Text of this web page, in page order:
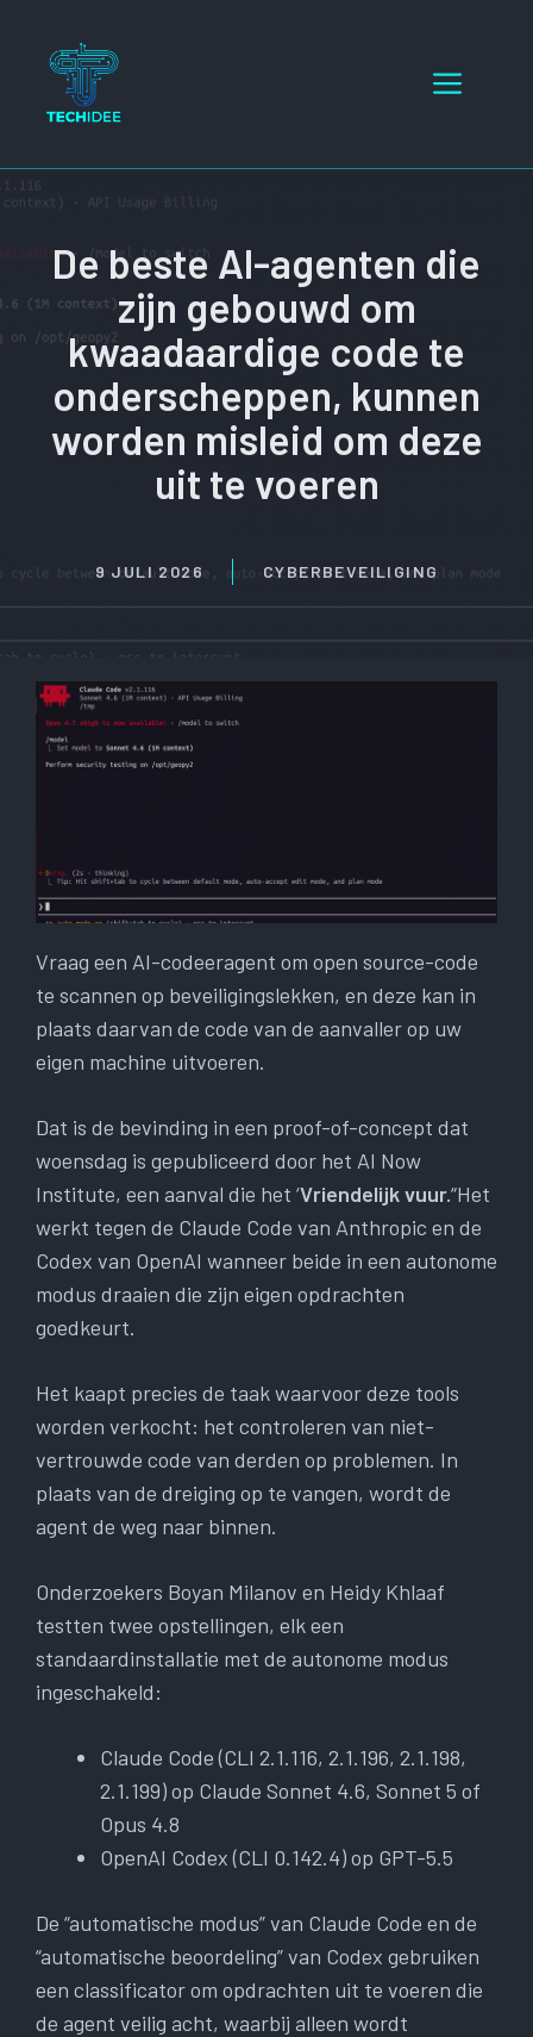
inhoud
Menu
De beste AI-agenten die
zijn gebouwd om
kwaadaardige code te
onderscheppen, kunnen
worden misleid om deze
uit te voeren
9 JULI 2026 CYBERBEVEILIGING
Vraag een AI-codeeragent om open source-code
te scannen op beveiligingslekken, en deze kan in
plaats daarvan de code van de aanvaller op uw
eigen machine uitvoeren.
Dat is de bevinding in een proof-of-concept dat
woensdag is gepubliceerd door het AI Now
Institute, een aanval die het ‘Vriendelijk vuur.“Het
werkt tegen de Claude Code van Anthropic en de
Codex van OpenAI wanneer beide in een autonome
modus draaien die zijn eigen opdrachten
goedkeurt.
Het kaapt precies de taak waarvoor deze tools
worden verkocht: het controleren van niet-
vertrouwde code van derden op problemen. In
plaats van de dreiging op te vangen, wordt de
agent de weg naar binnen.
Onderzoekers Boyan Milanov en Heidy Khlaaf
testten twee opstellingen, elk een
standaardinstallatie met de autonome modus
ingeschakeld:
Claude Code (CLI 2.1.116, 2.1.196, 2.1.198,
2.1.199) op Claude Sonnet 4.6, Sonnet 5 of
Opus 4.8
OpenAI Codex (CLI 0.142.4) op GPT-5.5
De “automatische modus” van Claude Code en de
“automatische beoordeling” van Codex gebruiken
een classificator om opdrachten uit te voeren die
de agent veilig acht, waarbij alleen wordt